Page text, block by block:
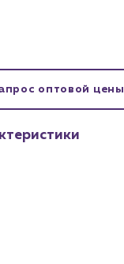
оптовой цены